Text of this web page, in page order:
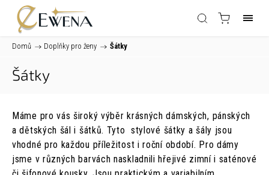
Domů / Doplňky pro ženy / Šátky
Šátky
Máme pro vás široký výběr krásných dámských, pánských
a dětských šál i šátků. Tyto stylové šátky a šály jsou
vhodné pro každou příležitost i roční období. Pro dámy
jsme v různých barvách naskladnili hřejivé zimní i saténové